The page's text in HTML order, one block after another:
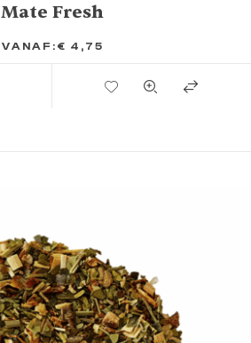
Mate Fresh
VANAF: € 4,75